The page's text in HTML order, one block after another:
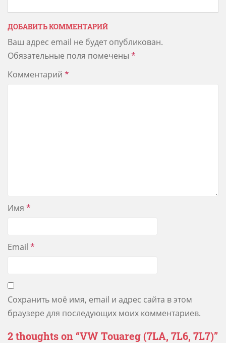
ДОБАВИТЬ КОММЕНТАРИЙ
Ваш адрес email не будет опубликован.
Обязательные поля помечены *
Комментарий *
Имя *
Email *
Сохранить моё имя, email и адрес сайта в этом
браузере для последующих моих комментариев.
2 thoughts on “VW Touareg (7LA, 7L6, 7L7)”